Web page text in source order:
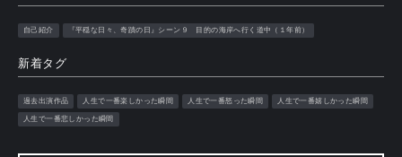
自己紹介 『平穏な日々、奇蹟の日』シーン９ 目的の海岸へ行く道中（１年前）
新着タグ
過去出演作品 人生で一番楽しかった瞬間 人生で一番怒った瞬間 人生で一番嬉しかった瞬間
人生で一番悲しかった瞬間